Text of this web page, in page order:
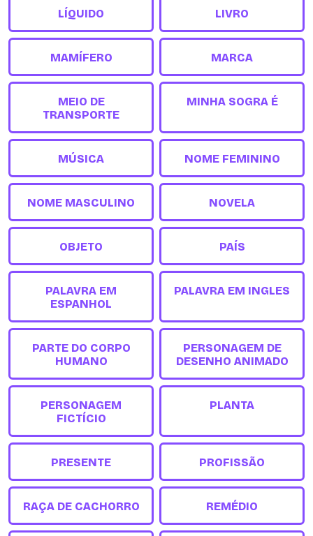
LÍQUIDO LIVRO
MAMÍFERO MARCA
MEIO DE
TRANSPORTE
MINHA SOGRA É
MÚSICA NOME FEMININO
NOME MASCULINO NOVELA
OBJETO PAÍS
PALAVRA EM
ESPANHOL
PALAVRA EM INGLES
PARTE DO CORPO
HUMANO
PERSONAGEM DE
DESENHO ANIMADO
PERSONAGEM
FICTÍCIO
PLANTA
PRESENTE PROFISSÃO
RAÇA DE CACHORRO REMÉDIO